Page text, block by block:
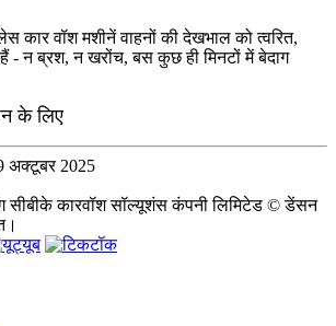
कार वॉश मशीनें वाहनों की देखभाल को त्वरित,
- न ब्रश, न खरोंच, बस कुछ ही मिनटों में बेदाग
के लिए
अक्टूबर 2025
सीबीके कारवॉश सॉल्यूशंस कंपनी लिमिटेड © डेंसन